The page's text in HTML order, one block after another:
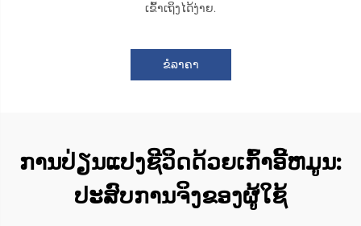
ເຂົ້າເຖິງໄດ້ງ່າຍ.
ຂໍລາຄາ
ການປ່ຽນແປງຊີວິດດ້ວຍເກົ້າອີ້ຫມູນ:
ປະສົບການຈິງຂອງຜູ້ໃຊ້